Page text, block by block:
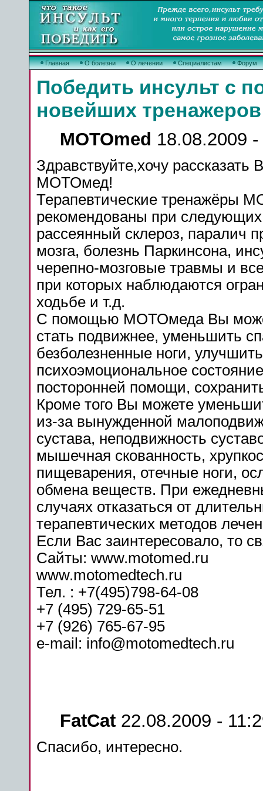
Главная О болезни О лечении Специалистам Форум
Победить инсульт с
новейших тренажеров
MOTOmed 18.08.2009
Здравствуйте,хочу рассказать
МОТОмед!
Терапевтические тренажёры
рекомендованы при следующих
рассеянный склероз, паралич
мозга, болезнь Паркинсона,
черепно-мозговые травмы и
при которых наблюдаются
ходьбе и т.д.
С помощью МОТОмеда Вы
стать подвижнее, уменьшить
безболезненные ноги,
психоэмоциональное
посторонней помощи,
Кроме того Вы можете
из-за вынужденной
сустава, неподвижность
мышечная скованность,
пищеварения, отечные ноги,
обмена веществ. При
случаях отказаться от
терапевтических методов
Если Вас заинтересовало, то
Сайты: www.motomed.ru
www.motomedtech.ru
Тел. : +7(495)798-64-08
+7 (495) 729-65-51
+7 (926) 765-67-95
e-mail: info@motomedtech.ru
FatCat 22.08.2009 -
Спасибо, интересно.